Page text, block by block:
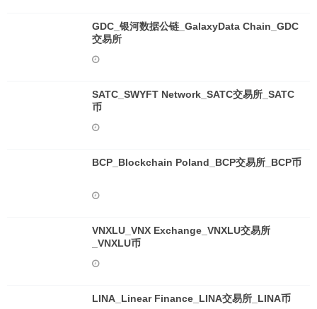
GDC_银河数据公链_GalaxyData Chain_GDC
交易所
SATC_SWYFT Network_SATC交易所_SATC
币
BCP_Blockchain Poland_BCP交易所_BCP币
VNXLU_VNX Exchange_VNXLU交易所
_VNXLU币
LINA_Linear Finance_LINA交易所_LINA币